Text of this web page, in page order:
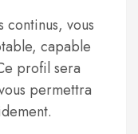
continus, vous
capable
profil sera
permettra